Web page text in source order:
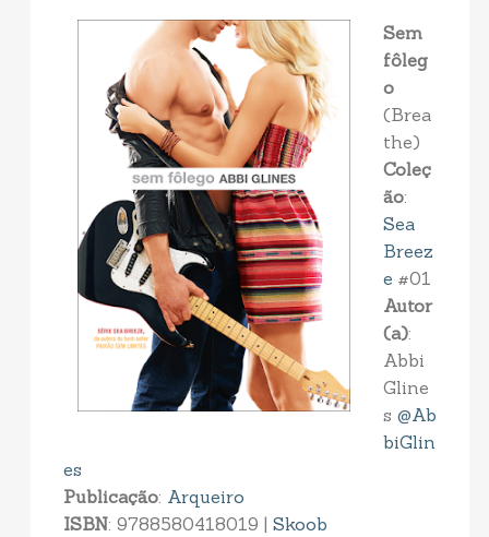
Sem
fôleg
o
(Brea
the)
Coleç
ão:
Sea
Breez
e #01
Autor
(a):
Abbi
Gline
s@Ab
biGlin
es
Publicação: Arqueiro
ISBN: 9788580418019 | Skoob